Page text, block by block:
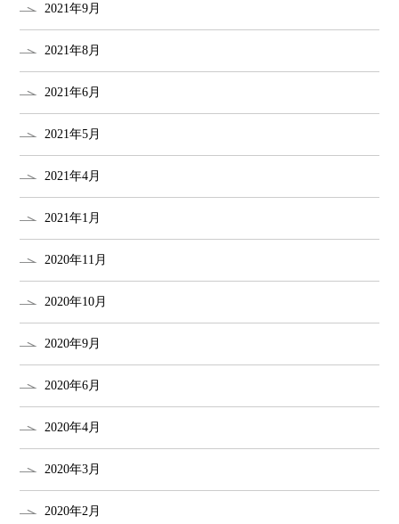
2021年9月
2021年8月
2021年6月
2021年5月
2021年4月
2021年1月
2020年11月
2020年10月
2020年9月
2020年6月
2020年4月
2020年3月
2020年2月